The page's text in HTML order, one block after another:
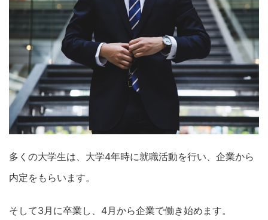
多くの大学生は、大学4年時に就職活動を行い、企業から
内定をもらいます。
そして3月に卒業し、4月から企業で働き始めます。